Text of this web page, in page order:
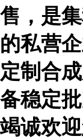
售，是
的私营
定制合
备稳定
竭诚欢